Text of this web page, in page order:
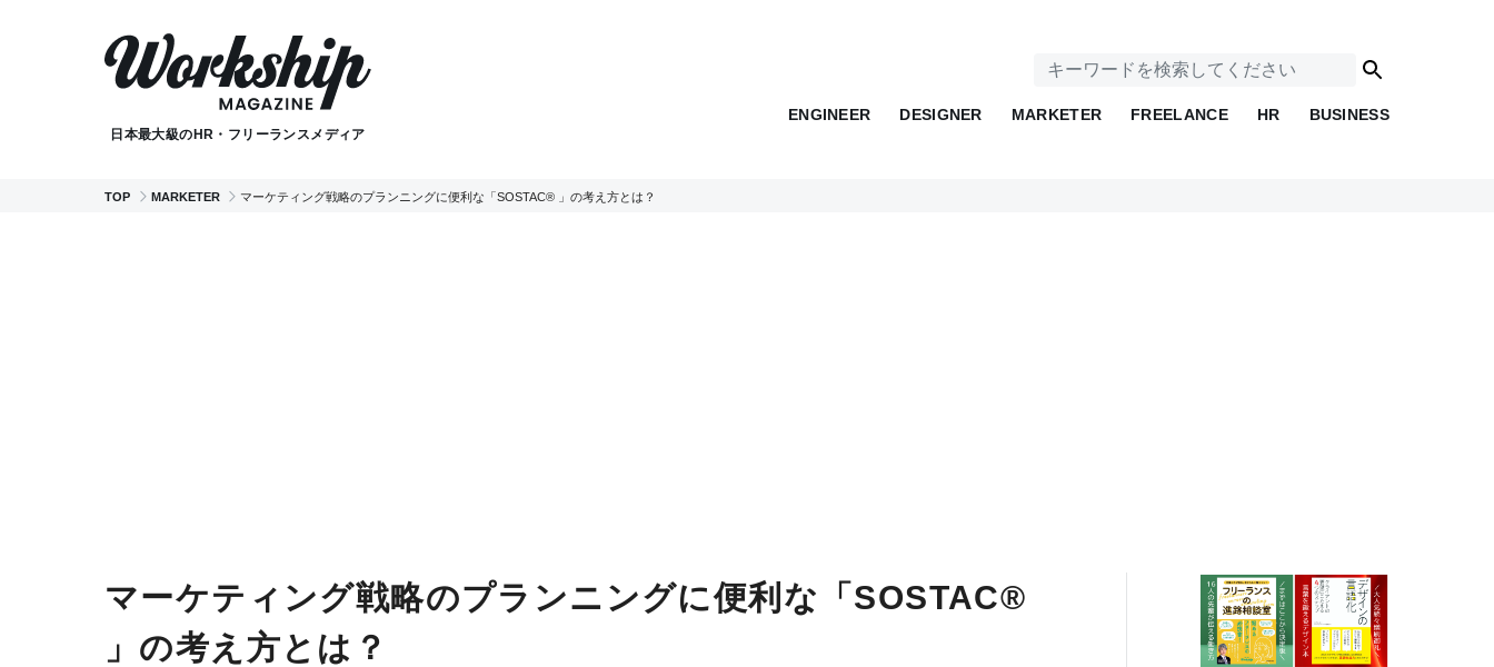
日本最大級のHR・フリーランスメディア
ENGINEER DESIGNER MARKETER FREELANCE HR BUSINESS
TOP MARKETER マーケティング戦略のプランニングに便利な「SOSTAC® 」の考え方とは？
マーケティング戦略のプランニングに便利な「SOSTAC®
」の考え方とは？